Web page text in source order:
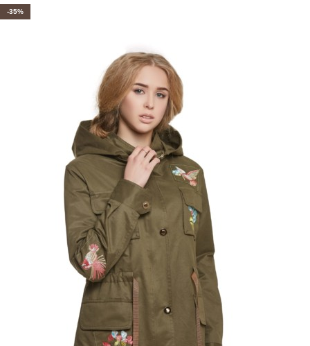
-35%